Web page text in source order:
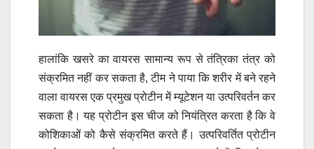
हालांकि खसरे का वायरस सामान्य रूप से तंत्रिका तंत्र को
संक्रमित नहीं कर सकता है, टीम ने पाया कि शरीर में बने रहने
वाला वायरस एक प्रमुख प्रोटीन में म्यूटेशन या उत्परिवर्तन कर
सकता है। यह प्रोटीन इस चीज को नियंत्रित करता है कि वे
कोशिकाओं को कैसे संक्रमित करते हैं। उत्परिवर्तित प्रोटीन